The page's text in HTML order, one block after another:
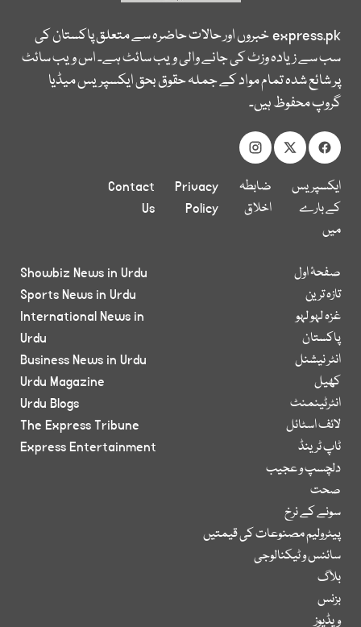
express.pkخبروں اور حالات حاضرہ سے متعلق پاکستان کی
سب سے زیادہ وزٹ کی جانے والی ویب سائٹ ہے۔ اس ویب سائٹ
پر شائع شدہ تمام مواد کے جملہ حقوق بحق ایکسپریس میڈیا
گروپ محفوظ ہیں۔
ایکسپریس
کے بارے
میں
ضابطہ
اخلاق
Privacy
Policy
Contact
Us
صفحۂ اول
تازہ ترین
غزہ لہو لہو
پاکستان
انٹر نیشنل
کھیل
انٹرٹینمنٹ
لائف اسٹائل
ٹاپ ٹرینڈ
دلچسپ و عجیب
صحت
سونے کے نرخ
پیٹرولیم مصنوعات کی قیمتیں
سائنس و ٹیکنالوجی
بلاگ
بزنس
ویڈیوز
Showbiz News in Urdu
Sports News in Urdu
International News in
Urdu
Business News in Urdu
Urdu Magazine
Urdu Blogs
The Express Tribune
Express Entertainment